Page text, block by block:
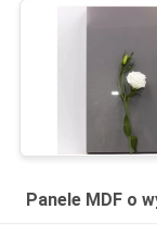
Panele MDF o